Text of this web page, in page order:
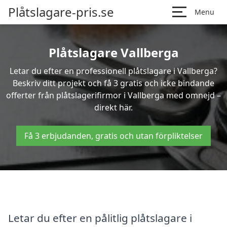
Plåtslagare-pris.se Menu
Plåtslagare Vallberga
Letar du efter en professionell plåtslagare i Vallberga?
Beskriv ditt projekt och få 3 gratis och icke bindande
offerter från plåtslagerifirmor i Vallberga med omnejd –
direkt här.
Få 3 erbjudanden, gratis och utan förpliktelser
Letar du efter en pålitlig plåtslagare i